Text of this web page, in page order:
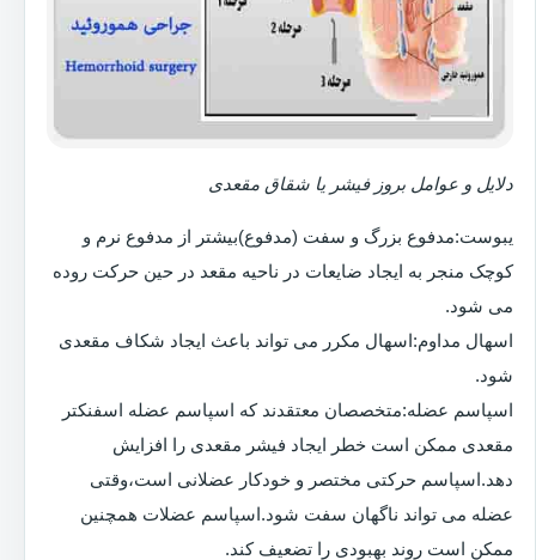
دلایل و عوامل بروز فیشر یا شقاق مقعدی
یبوست:مدفوع بزرگ و سفت (مدفوع)بیشتر از مدفوع نرم و
کوچک منجر به ایجاد ضایعات در ناحیه مقعد در حین حرکت روده
می شود.
اسهال مداوم:اسهال مکرر می تواند باعث ایجاد شکاف مقعدی
شود.
اسپاسم عضله:متخصصان معتقدند که اسپاسم عضله اسفنکتر
مقعدی ممکن است خطر ایجاد فیشر مقعدی را افزایش
دهد.اسپاسم حرکتی مختصر و خودکار عضلانی است،وقتی
عضله می تواند ناگهان سفت شود.اسپاسم عضلات همچنین
ممکن است روند بهبودی را تضعیف کند.